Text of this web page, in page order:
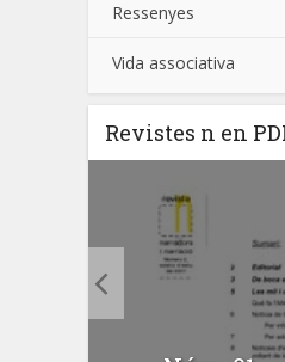
Ressenyes
Vida associativa
Revistes n en